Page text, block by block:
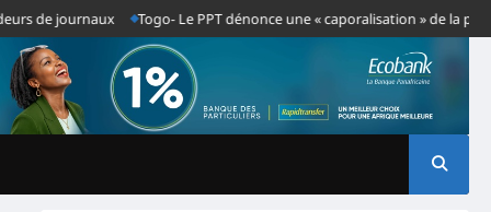
journaux Togo- Le PPT dénonce une « caporalisation » de la presse